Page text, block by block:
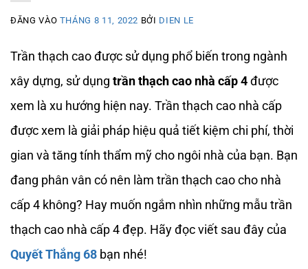
ĐĂNG VÀO THÁNG 8 11, 2022 BỞI DIEN LE
Trần thạch cao được sử dụng phổ biến trong ngành
xây dựng, sử dụng trần thạch cao nhà cấp 4được
xem là xu hướng hiện nay. Trần thạch cao nhà cấp
được xem là giải pháp hiệu quả tiết kiệm chi phí, thời
gian và tăng tính thẩm mỹ cho ngôi nhà của bạn. Bạn
đang phân vân có nên làm trần thạch cao cho nhà
cấp 4 không? Hay muốn ngắm nhìn những mẫu trần
thạch cao nhà cấp 4 đẹp. Hãy đọc viết sau đây của
Quyết Thắng 68 bạn nhé!